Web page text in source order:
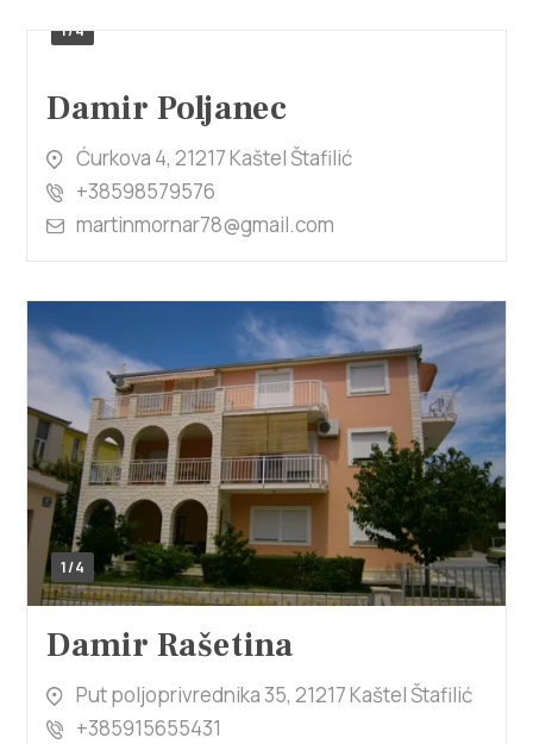
1/4
Damir Poljanec
Ćurkova 4, 21217 Kaštel Štafilić
+38598579576
martinmornar78@gmail.com
1/4
Damir Rašetina
Put poljoprivrednika 35, 21217 Kaštel Štafilić
+385915655431